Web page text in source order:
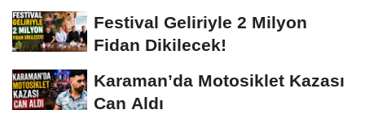
Festival Geliriyle 2 Milyon
Fidan Dikilecek!
Karaman’da Motosiklet Kazası
Can Aldı